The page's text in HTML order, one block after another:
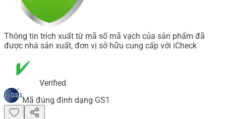
Thông tin trích xuất từ mã số mã vạch của sản phẩm đã
được nhà sản xuất, đơn vị sở hữu cung cấp với iCheck
Verified
Mã đúng định dạng GS1